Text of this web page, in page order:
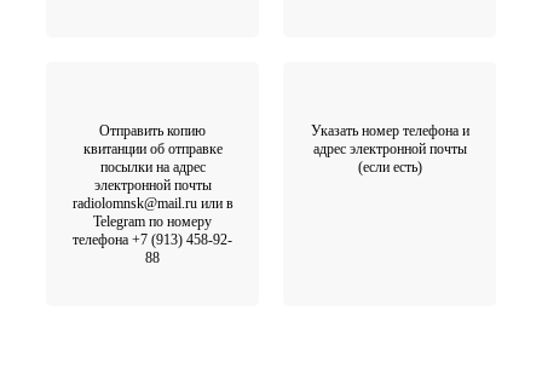
Отправить копию
квитанции об отправке
посылки на адрес
электронной почты
radiolomnsk@mail.ru или в
Telegram по номеру
телефона +7 (913) 458-92-
88
Указать номер телефона и
адрес электронной почты
(если есть)